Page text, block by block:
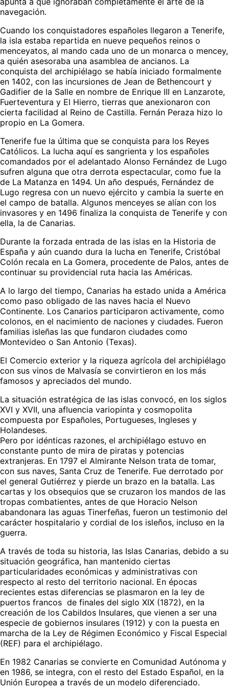
navegación.
Cuando los conquistadores españoles llegaron a Tenerife,
la isla estaba repartida en nueve pequeños reinos o
menceyatos, al mando cada uno de un monarca o mencey,
a quién asesoraba una asamblea de ancianos. La
conquista del archipiélago se había iniciado formalmente
en 1402, con las incursiones de Jean de Bethencourt y
Gadifier de la Salle en nombre de Enrique III en Lanzarote,
Fuerteventura y El Hierro, tierras que anexionaron con
cierta facilidad al Reino de Castilla. Fernán Peraza hizo lo
propio en La Gomera.
Tenerife fue la última que se conquista para los Reyes
Católicos. La lucha aquí es sangrienta y los españoles
comandados por el adelantado Alonso Fernández de Lugo
sufren alguna que otra derrota espectacular, como fue la
de La Matanza en 1494. Un año después, Fernández de
Lugo regresa con un nuevo ejército y cambia la suerte en
el campo de batalla. Algunos menceyes se alían con los
invasores y en 1496 finaliza la conquista de Tenerife y con
ella, la de Canarias.
Durante la forzada entrada de las islas en la Historia de
España y aún cuando dura la lucha en Tenerife, Cristóbal
Colón recala en La Gomera, procedente de Palos, antes de
continuar su providencial ruta hacia las Américas.
A lo largo del tiempo, Canarias ha estado unida a América
como paso obligado de las naves hacia el Nuevo
Continente. Los Canarios participaron activamente, como
colonos, en el nacimiento de naciones y ciudades. Fueron
familias isleñas las que fundaron ciudades como
Montevideo o San Antonio (Texas).
El Comercio exterior y la riqueza agrícola del archipiélago
con sus vinos de Malvasía se convirtieron en los más
famosos y apreciados del mundo.
La situación estratégica de las islas convocó, en los siglos
XVI y XVII, una afluencia variopinta y cosmopolita
compuesta por Españoles, Portugueses, Ingleses y
Holandeses.
Pero por idénticas razones, el archipiélago estuvo en
constante punto de mira de piratas y potencias
extranjeras. En 1797 el Almirante Nelson trata de tomar,
con sus naves, Santa Cruz de Tenerife. Fue derrotado por
el general Gutiérrez y pierde un brazo en la batalla. Las
cartas y los obsequios que se cruzaron los mandos de las
tropas combatientes, antes de que Horacio Nelson
abandonara las aguas Tinerfeñas, fueron un testimonio del
carácter hospitalario y cordial de los isleños, incluso en la
guerra.
A través de toda su historia, las Islas Canarias, debido a su
situación geográfica, han mantenido ciertas
particularidades económicas y administrativas con
respecto al resto del territorio nacional. En épocas
recientes estas diferencias se plasmaron en la ley de
puertos francos de finales del siglo XIX (1872), en la
creación de los Cabildos Insulares, que vienen a ser una
especie de gobiernos insulares (1912) y con la puesta en
marcha de la Ley de Régimen Económico y Fiscal Especial
(REF) para el archipiélago.
En 1982 Canarias se convierte en Comunidad Autónoma y
en 1986, se integra, con el resto del Estado Español, en la
Unión Europea a través de un modelo diferenciado.